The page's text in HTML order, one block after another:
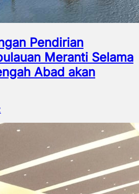
Pendirian
Meranti Selama
Abad akan